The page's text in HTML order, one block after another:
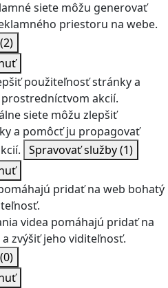
siete môžu generovať
priestoru na webe.
(2)
použiteľnosť stránky a
akcií.
siete môžu zlepšiť
a pomôcť ju propagovať
Spravovať služby(1)
pridať na web bohatý
videa pomáhajú pridať na
zvýšiť jeho viditeľnosť.
(0)